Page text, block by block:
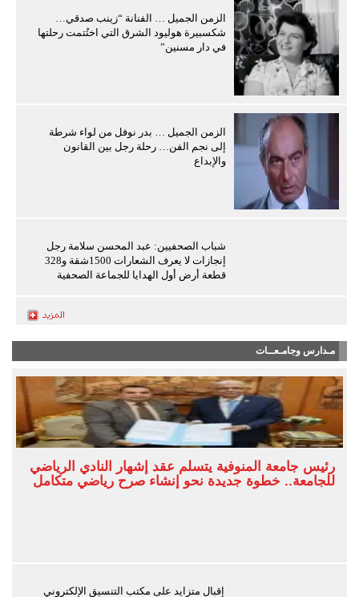
الزمن الجميل … الفنانة “زينب صدقي…
شكسبيرة هوليود الشرق التي اختُتمت رحلتها
في دار مسنين”
الزمن الجميل … بدر نوفل من لواء شرطة
إلى نجم الفن… رحلة رجل بين القانون
والإبداع
شباب الصحفيين: عبد المحسن سلامة رجل
إنجازات لا يعرف الشعارات 1500شقة و328
قطعة أرض أول الهدايا للجماعة الصحفية
مـدارس وجامـعــات
رئيس جامعة المنوفية يتسلم عقد إشهار النادي الرياضي
للجامعة.. خطوة جديدة نحو إنشاء صرح رياضي متكامل
إقبال متزايد على مكتب التنسيق الإلكتروني